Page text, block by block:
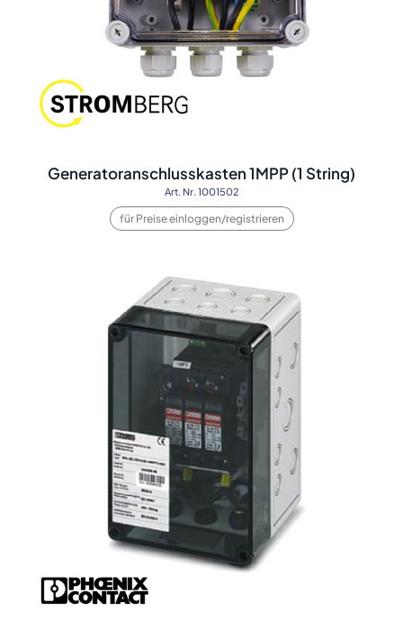
Generatoranschlusskasten 1MPP (1 String)
Art. Nr. 1001502
für Preise einloggen/registrieren